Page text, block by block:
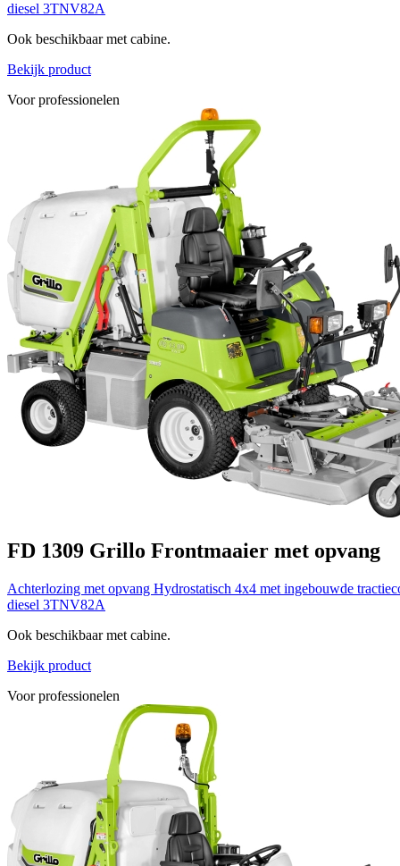
diesel 3TNV82A
Ook beschikbaar met cabine.
Bekijk product
Voor professionelen
FD 1309 Grillo Frontmaaier met opvang
Achterlozing met opvang Hydrostatisch 4x4 met ingebouwde
diesel 3TNV82A
Ook beschikbaar met cabine.
Bekijk product
Voor professionelen